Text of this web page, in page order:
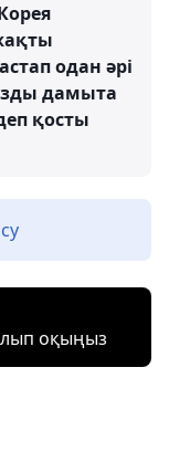
одан әрі
дамыта
қосты
оқыңыз